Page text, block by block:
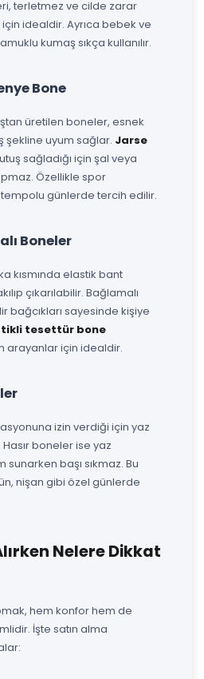
terletmez ve cilde zarar
idealdir. Ayrıca bebek ve
kumaş sıkça kullanılır.
Bone
üretilen boneler, esnek
şekline uyum sağlar. Jarse
sağladığı için şal veya
Özellikle spor
günlerde tercih edilir.
Boneler
kısmında elastik bant
çıkarılabilir. Bağlamalı
bağcıkları sayesinde kişiye
tesettür bone
arayanlar için idealdir.
izin verdiği için yaz
boneler ise yaz
sunarken başı sıkmaz. Bu
nişan gibi özel günlerde
Nelere Dikkat
hem konfor hem de
İşte satın alma